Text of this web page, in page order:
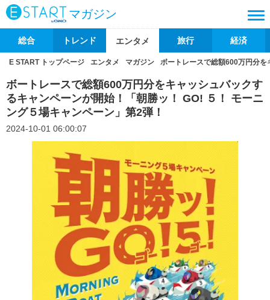
マガジン
総合 トレンド エンタメ 旅行 経済
E START トップページ エンタメ マガジン ボートレースで総額600万円分
ボートレースで総額600万円分をキャッシュバックす
るキャンペーンが開始！「朝勝ッ！ GO! ５！ モーニ
ング５場キャンペーン」第2弾！
2024-10-01 06:00:07